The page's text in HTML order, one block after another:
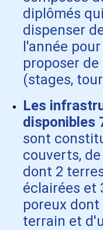
diplômés
dispenser
l'année
proposer
(stages,
Les
disponibles
sont
couverts,
dont 2
éclairées et
poreux
terrain et